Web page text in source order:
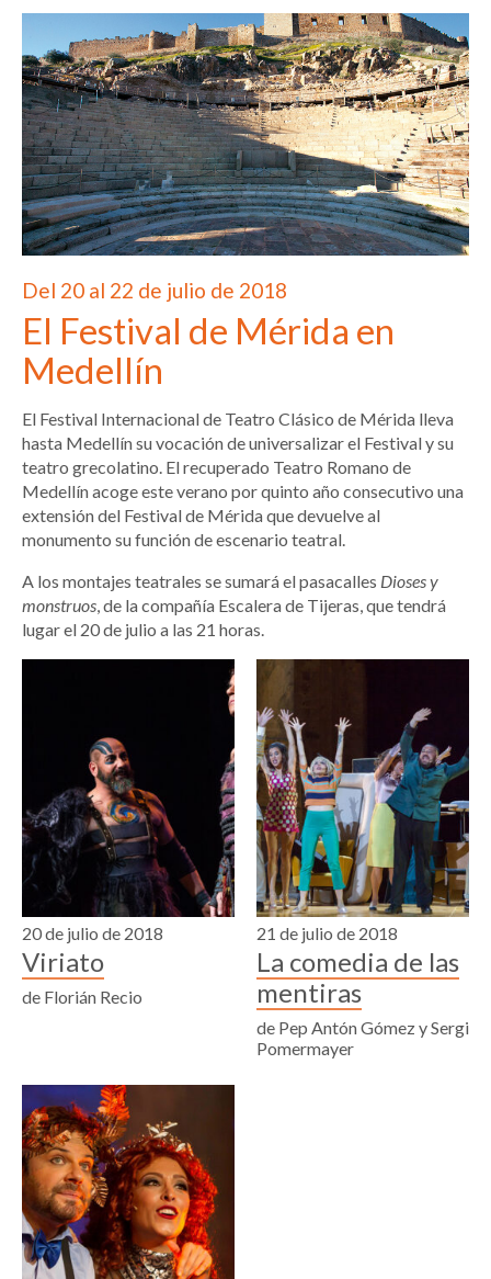
Del 20 al 22 de julio de 2018
El Festival de Mérida en
Medellín
El Festival Internacional de Teatro Clásico de Mérida lleva
hasta Medellín su vocación de universalizar el Festival y su
teatro grecolatino. El recuperado Teatro Romano de
Medellín acoge este verano por quinto año consecutivo una
extensión del Festival de Mérida que devuelve al
monumento su función de escenario teatral.
A los montajes teatrales se sumará el pasacalles Dioses y
monstruos , de la compañía Escalera de Tijeras, que tendrá
lugar el 20 de julio a las 21 horas.
20 de julio de 2018
Viriato
de Florián Recio
21 de julio de 2018
La comedia de las
mentiras
de Pep Antón Gómez y Sergi
Pomermayer